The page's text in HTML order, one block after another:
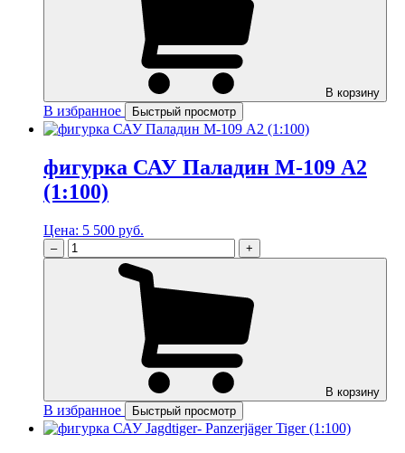
В корзину
В избранное Быстрый просмотр
фигурка САУ Паладин М-109 А2
(1:100)
Цена: 5 500 руб.
– +
В корзину
В избранное Быстрый просмотр